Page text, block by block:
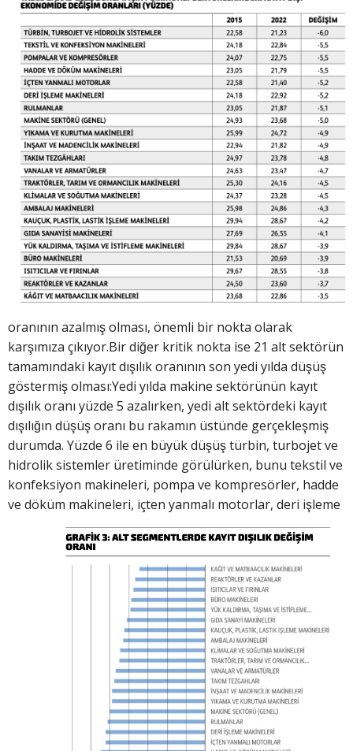
oranının azalmış olması, önemli bir nokta olarak
karşımıza çıkıyor.Bir diğer kritik nokta ise 21 alt sektörün
tamamındaki kayıt dışılık oranının son yedi yılda düşüş
göstermiş olması:Yedi yılda makine sektörünün kayıt
dışılık oranı yüzde 5 azalırken, yedi alt sektördeki kayıt
dışılığın düşüş oranı bu rakamın üstünde gerçekleşmiş
durumda. Yüzde 6 ile en büyük düşüş türbin, turbojet ve
hidrolik sistemler üretiminde görülürken, bunu tekstil ve
konfeksiyon makineleri, pompa ve kompresörler, hadde
ve döküm makineleri, içten yanmalı motorlar, deri işleme